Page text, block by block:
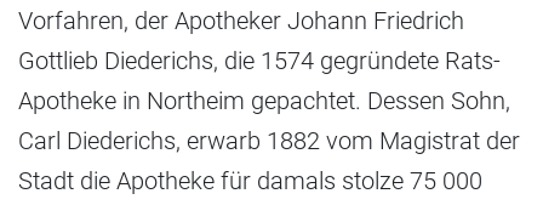
Vorfahren, der Apotheker Johann Friedrich
Gottlieb Diederichs, die 1574 gegründete Rats-
Apotheke in Northeim gepachtet. Dessen Sohn,
Carl Diederichs, erwarb 1882 vom Magistrat der
Stadt die Apotheke für damals stolze 75 000